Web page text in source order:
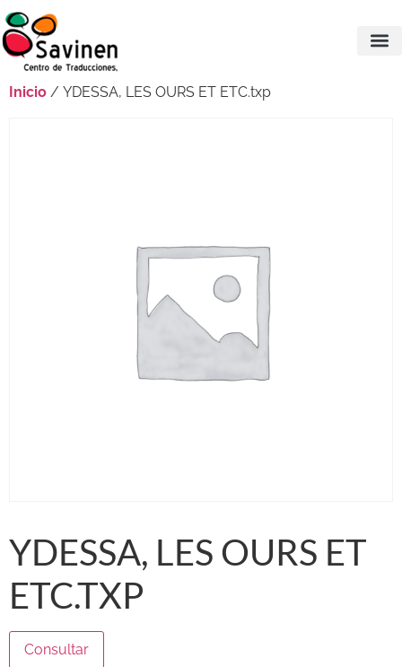
Inicio / YDESSA, LES OURS ET ETC.txp
YDESSA, LES OURS ET
ETC.TXP
Consultar